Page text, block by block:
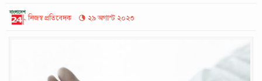
নিজস্ব প্রতিবেদক ২৯ অগাস্ট ২০২৩